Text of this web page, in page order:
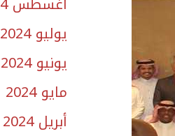
يوليو 2024
يونيو 2024
مايو 2024
أبريل 2024